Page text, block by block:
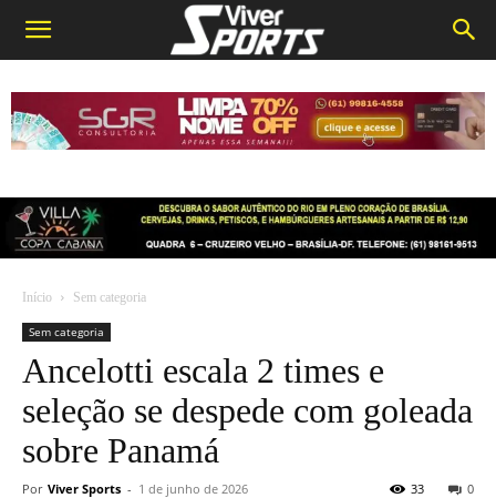
Início Sem categoria
Sem categoria
Ancelotti escala 2 times e
seleção se despede com goleada
sobre Panamá
Por Viver Sports - 1 de junho de 2026 0
33